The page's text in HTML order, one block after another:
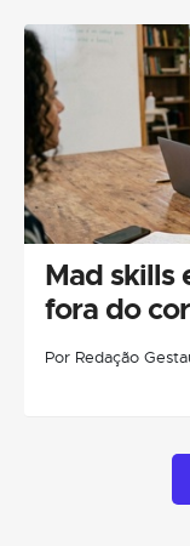
Mad skills
fora do
Por Redação